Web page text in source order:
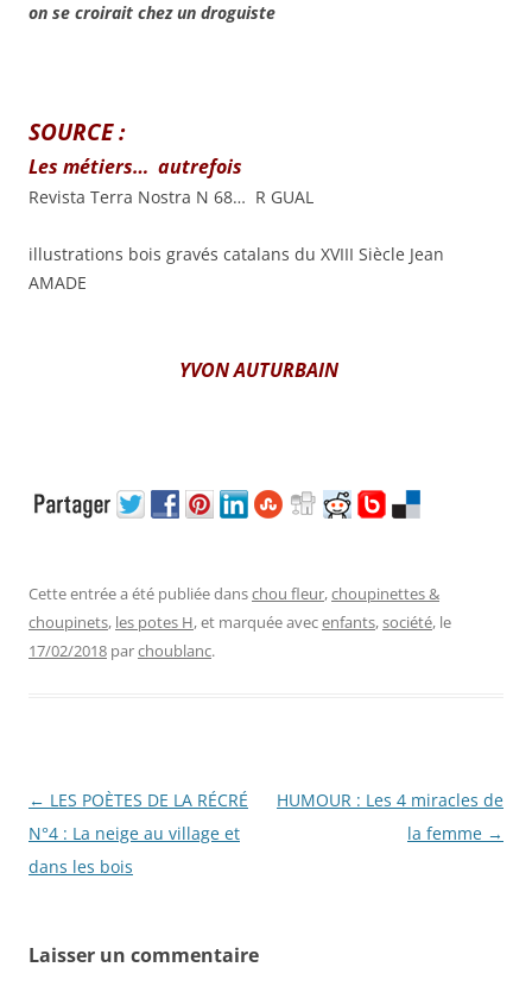
on se croirait chez un droguiste
SOURCE :
Les métiers… autrefois
Revista Terra Nostra N 68… R GUAL
illustrations bois gravés catalans du XVIII Siècle Jean
AMADE
YVON AUTURBAIN
Cette entrée a été publiée danschou fleur,choupinettes &
choupinets, les potes H, et marquée avecenfants,société, le
17/02/2018 parchoublanc.
Navigation
des
articles
← LES POÈTES DE LA RÉCRÉ
N°4 : La neige au village et
dans les bois
HUMOUR : Les 4 miracles de
la femme →
Laisser un commentaire